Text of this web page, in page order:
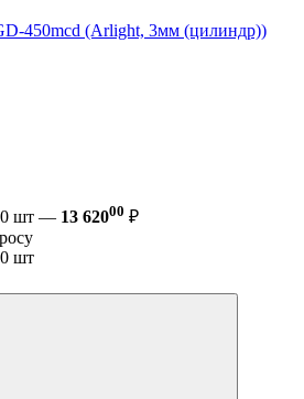
450mcd (Arlight, 3мм (цилиндр))
шт — 13 62000 ₽
шт